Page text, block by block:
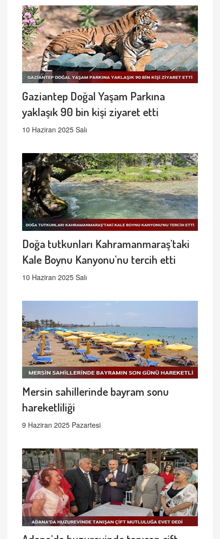
Gaziantep Doğal Yaşam Parkına
yaklaşık 90 bin kişi ziyaret etti
10 Haziran 2025 Salı
Doğa tutkunları Kahramanmaraş'taki
Kale Boynu Kanyonu'nu tercih etti
10 Haziran 2025 Salı
Mersin sahillerinde bayram sonu
hareketliliği
9 Haziran 2025 Pazartesi